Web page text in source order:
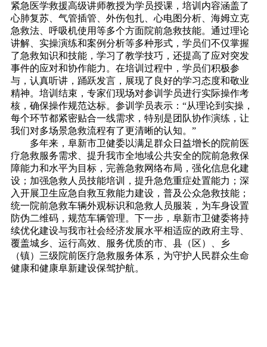
紧急医学救援高级讲师教授为学员授课，培训内容涵盖了
心肺复苏、气管插管、外伤包扎、心电图分析、海姆立克
急救法、呼吸机使用等多个方面院前急救技能。通过理论
讲解、实操演练和案例分析等多种形式，学员们不仅掌握
了急救知识和技能，学习了教学技巧，还提高了应对突发
事件的应对和协作能力。在培训过程中，学员们积极参
与，认真听讲，踊跃发言，展现了良好的学习态度和敬业
精神。培训结束，专家们现场对参训学员进行实际操作考
核，确保操作规范达标。参训学员表示：“从理论到实操，
每个环节都紧密贴合一线需求，特别是团队协作演练，让
我们对多场景急救流程有了更清晰的认知。”
多年来，阜新市卫健委以满足群众日益增长的院前医
疗急救服务需求、提升我市全地域公共安全的院前急救保
障能力和水平为目标，完善急救网络布局，强化信息化建
设；加强急救人员技能培训，提升急危重症处置能力；深
入开展卫生应急自救互救能力建设，普及公众急救技能；
统一院前急救车辆外观标识和急救人员服装，为车身设置
防伪二维码，规范车辆管理。下一步，阜新市卫健委将持
续优化建设与我市社会经济发展水平相适应的政府主导、
覆盖城乡、运行高效、服务优质的市、县（区）、乡
（镇）三级院前医疗急救服务体系，为守护人民群众生命
健康和健康阜新建设保驾护航。